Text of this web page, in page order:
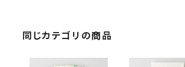
同じカテゴリの商品